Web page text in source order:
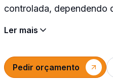
controlada, dependendo
Ler mais
Pedir orçamento